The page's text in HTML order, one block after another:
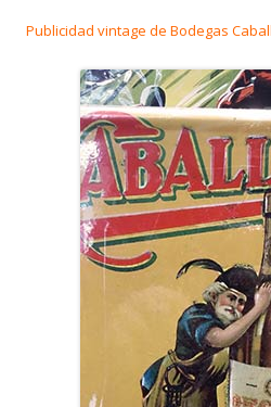
Publicidad vintage de Bodegas